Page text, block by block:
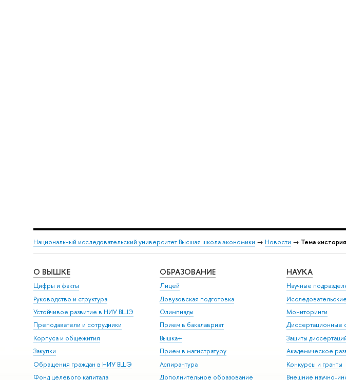
Национальный исследовательский университет Высшая школа экономики → Новости → Тема
О ВЫШКЕ
Цифры и факты
Руководство и структура
Устойчивое развитие в НИУ ВШЭ
Преподаватели и сотрудники
Корпуса и общежития
Закупки
Обращения граждан в НИУ ВШЭ
Фонд целевого капитала
ОБРАЗОВАНИЕ
Лицей
Довузовская подготовка
Олимпиады
Прием в бакалавриат
Вышка+
Прием в магистратуру
Аспирантура
Дополнительное образование
НАУКА
Научные
Мониторинги
Диссертационные
Защиты
Академическое
Конкурсы и гранты
Внешние научно-